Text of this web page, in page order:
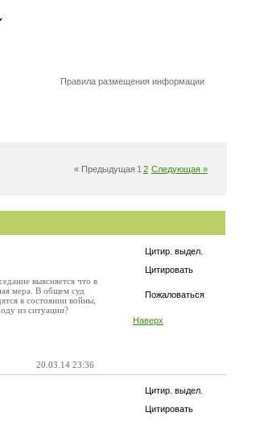
Правила размещения информации
« Предыдущая 1 2 Следующая »
Цитир. выдел.
Цитировать
Пожаловаться
Наверх
выясняется что в
мера. В общем суд
в состоянии войны,
из ситуации?
20.03.14 23:36
Цитир. выдел.
Цитировать